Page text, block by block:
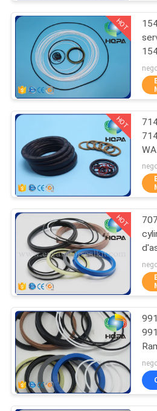
CONTRÔLE
QUALITÉ
PLAN
DU
PRIVACY
POLICY
Kits de joint
chargeur
Kit de joint
pompe
Kit final de
HOT
HOT
HOT